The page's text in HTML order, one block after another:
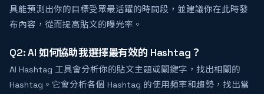
具能預測出你的目標受眾最活躍的時間段，並建議你在此時發
布內容，從而提高貼文的曝光率。
Q2: AI 如何協助我選擇最有效的 Hashtag？
AI Hashtag 工具會分析你的貼文主題或關鍵字，找出相關的
Hashtag。它會分析各個 Hashtag 的使用頻率和趨勢，找出當